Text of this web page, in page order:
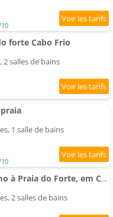
forte Cabo Frio
salles de bains
1 salle de bains
Apartamento próximo à Praia do Forte, em Cabo Frio
2 salles de bains